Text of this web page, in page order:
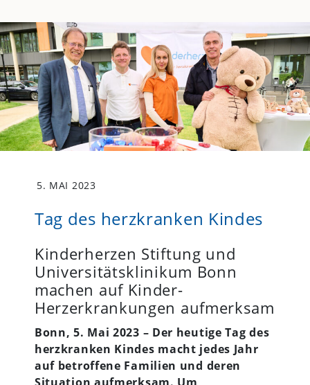
5. MAI 2023
Tag des herzkranken Kindes
Kinderherzen Stiftung und
Universitätsklinikum Bonn
machen auf Kinder-
Herzerkrankungen aufmerksam
Bonn, 5. Mai 2023 – Der heutige Tag des
herzkranken Kindes macht jedes Jahr
auf betroffene Familien und deren